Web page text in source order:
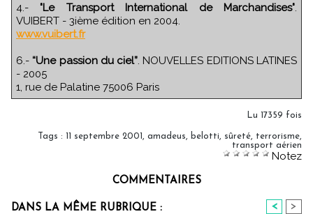
4.- "Le Transport International de Marchandises".
VUIBERT - 3ième édition en 2004.
www.vuibert.fr
6.- “Une passion du ciel”. NOUVELLES EDITIONS LATINES
- 2005
1, rue de Palatine 75006 Paris
Lu 17359 fois
Tags : 11 septembre 2001, amadeus, belotti, sûreté, terrorisme,
transport aérien
Notez
COMMENTAIRES
DANS LA MÊME RUBRIQUE : < >